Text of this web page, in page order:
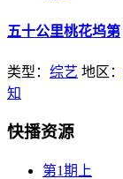
五十公里桃花坞第
类型： 综艺 地区：
知
快播资源
第1期上